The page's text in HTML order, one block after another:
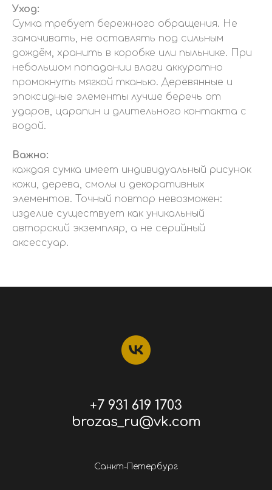
Уход:
Сумка требует бережного обращения. Не
замачивать, не оставлять под сильным
дождём, хранить в коробке или пыльнике. При
небольшом попадании влаги аккуратно
промокнуть мягкой тканью. Деревянные и
эпоксидные элементы лучше беречь от
ударов, царапин и длительного контакта с
водой.
Важно:
каждая сумка имеет индивидуальный рисунок
кожи, дерева, смолы и декоративных
элементов. Точный повтор невозможен:
изделие существует как уникальный
авторский экземпляр, а не серийный
аксессуар.
+7 931 619 1703
brozas_ru@vk.com
Санкт-Петербург